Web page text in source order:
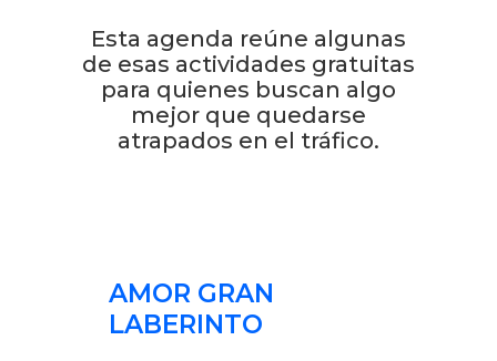
Esta agenda reúne algunas
de esas actividades gratuitas
para quienes buscan algo
mejor que quedarse
atrapados en el tráfico.
AMOR GRAN
LABERINTO